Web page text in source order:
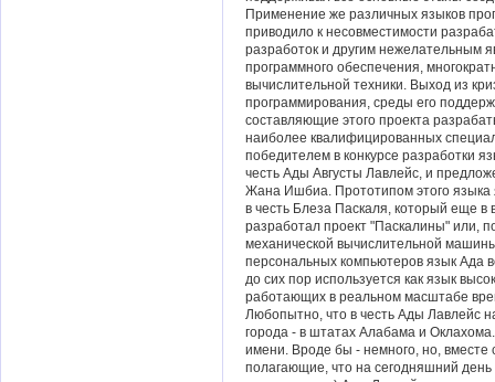
Применение же различных языков
приводило к несовместимости
разработок и другим нежелательным
программного обеспечения,
вычислительной техники. Выход из
программирования, среды его
составляющие этого проекта
наиболее квалифицированных
победителем в конкурсе разработки
честь Ады Августы Лавлейс, и
Жана Ишбиа. Прототипом этого языка
в честь Блеза Паскаля, который еще в
разработал проект "Паскалины" или,
механической вычислительной
персональных компьютеров язык Ада
до сих пор используется как язык
работающих в реальном масштабе
Любопытно, что в честь Ады Лавлейс
города - в штатах Алабама и
имени. Вроде бы - немного, но, вместе
полагающие, что на сегодняшний